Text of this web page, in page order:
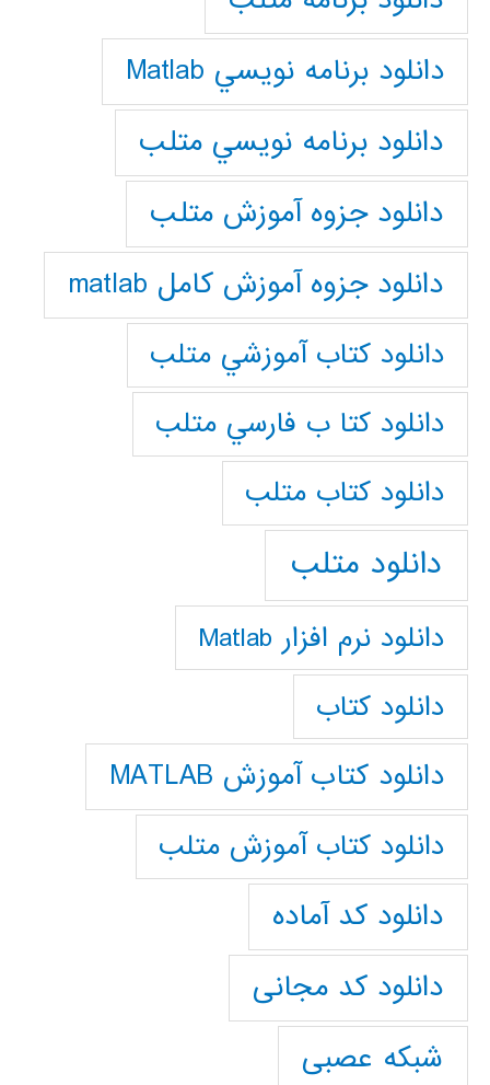
دانلود برنامه نويسي Matlab
دانلود برنامه نويسي متلب
دانلود جزوه آموزش متلب
دانلود جزوه آموزش کامل matlab
دانلود كتاب آموزشي متلب
دانلود كتا ب فارسي متلب
دانلود كتاب متلب
دانلود متلب
دانلود نرم افزار Matlab
دانلود کتاب
دانلود کتاب آموزش MATLAB
دانلود کتاب آموزش متلب
دانلود کد آماده
دانلود کد مجانی
شبکه عصبی